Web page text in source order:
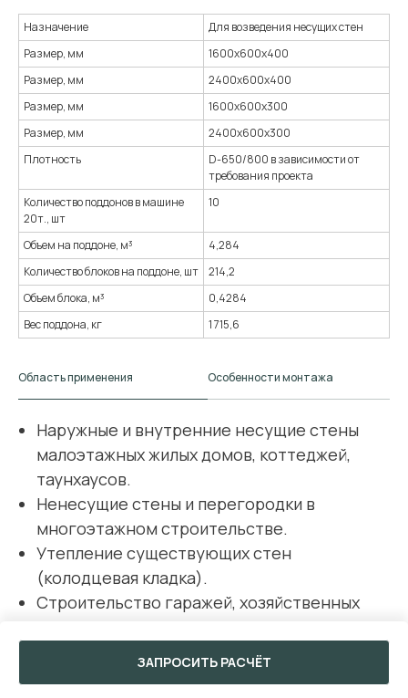
ЗАПРОСИТЬ РАСЧЁТ
Назначение
Для возведения несущих стен
Размер, мм
1600x600x400
Размер, мм
2400x600x400
Размер, мм
1600x600x300
Размер, мм
2400x600x300
Плотность
D-650/800 в зависимости от
требования проекта
Количество поддонов в машине
20т., шт
10
Объем на поддоне, м³
4,284
Количество блоков на поддоне, шт
214,2
Объем блока, м³
0,4284
Вес поддона, кг
1 715,6
Область применения Особенности монтажа
Наружные и внутренние несущие стены
малоэтажных жилых домов, коттеджей,
таунхаусов.
Ненесущие стены и перегородки в
многоэтажном строительстве.
Утепление существующих стен
(колодцевая кладка).
Строительство гаражей, хозяйственных